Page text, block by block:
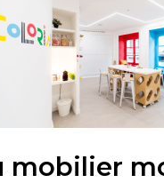
mobilier